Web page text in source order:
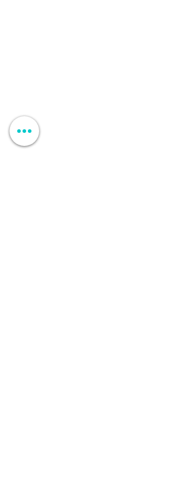
Contactos >
+351 912 410 079
​(chamada para a rede móvel nacional)